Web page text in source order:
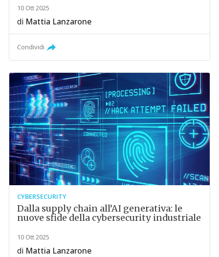
10 Ott 2025
di Mattia Lanzarone
Condividi
CYBERSECURITY
Dalla supply chain all’AI generativa: le
nuove sfide della cybersecurity industriale
10 Ott 2025
di Mattia Lanzarone